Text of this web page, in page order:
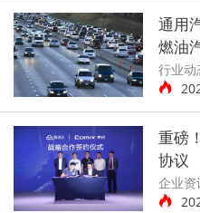
通用
燃油
行业动
重磅
协议
企业资